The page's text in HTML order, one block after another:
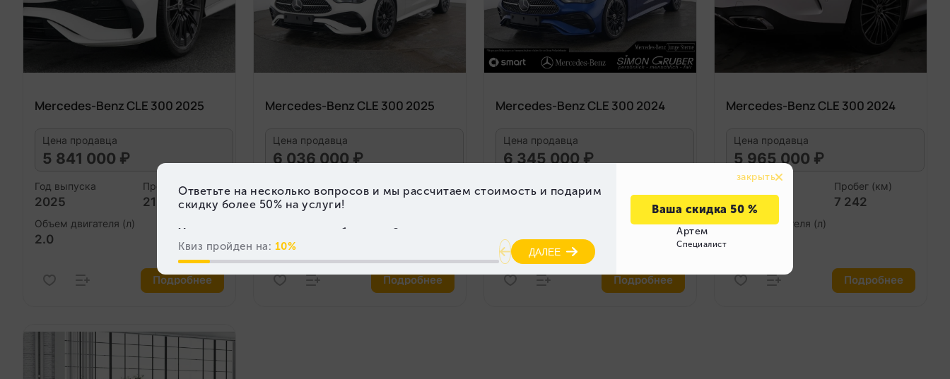
Mercedes-Benz CLE 300 2025
Цена продавца
5 841 000 ₽
Год выпуска
2025
Пробег (км)
21 011
Объем двигателя (л)
2.0
Подробнее
Mercedes-Benz CLE 300 2025
Цена продавца
6 036 000 ₽
2025 10 841
2.0
Подробнее
Mercedes-Benz CLE 300 2024
Цена продавца
6 345 000 ₽
20 469
2.0
Подробнее
Mercedes-Benz CLE 300 2024
Цена продавца
5 965 000 ₽
Год выпуска
2024
Пробег (км)
7 242
Объем двигателя (л)
2.0
Подробнее